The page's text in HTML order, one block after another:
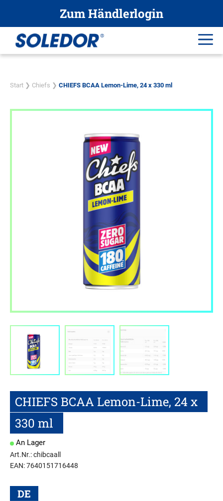
springen
Zum Händlerlogin
Start ❯ Chiefs ❯ CHIEFS BCAA Lemon-Lime, 24 x 330 ml
CHIEFS BCAA Lemon-Lime, 24 x
330 ml
An Lager
Art.Nr.: chibcaall
EAN: 7640151716448
DE